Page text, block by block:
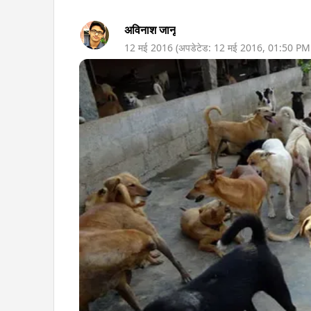
अविनाश जानू
12 मई 2016 (अपडेटेड: 12 मई 2016, 01:50 PM